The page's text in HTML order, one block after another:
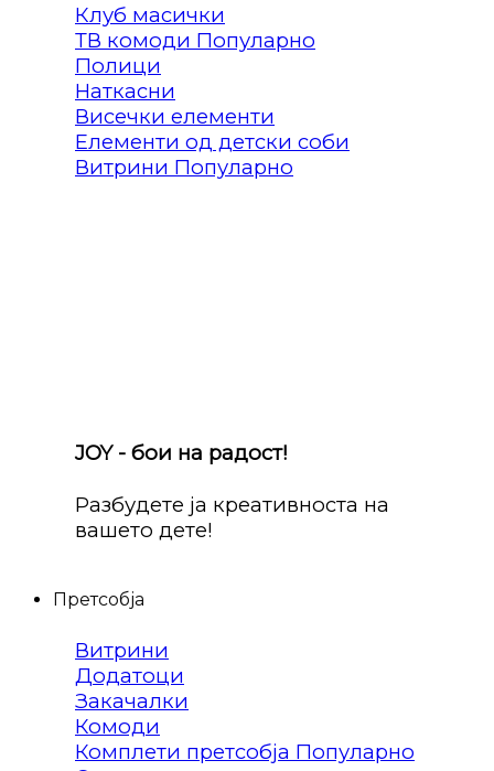
Клуб масички
ТВ комоди
Полици
Наткасни
Висечки елементи
Елементи од детски соби
Витрини
JOY - бои на радост!
Разбудете ја креативноста на
вашето дете!
Претсобја
Витрини
Додатоци
Закачалки
Комоди
Комплети претсобја